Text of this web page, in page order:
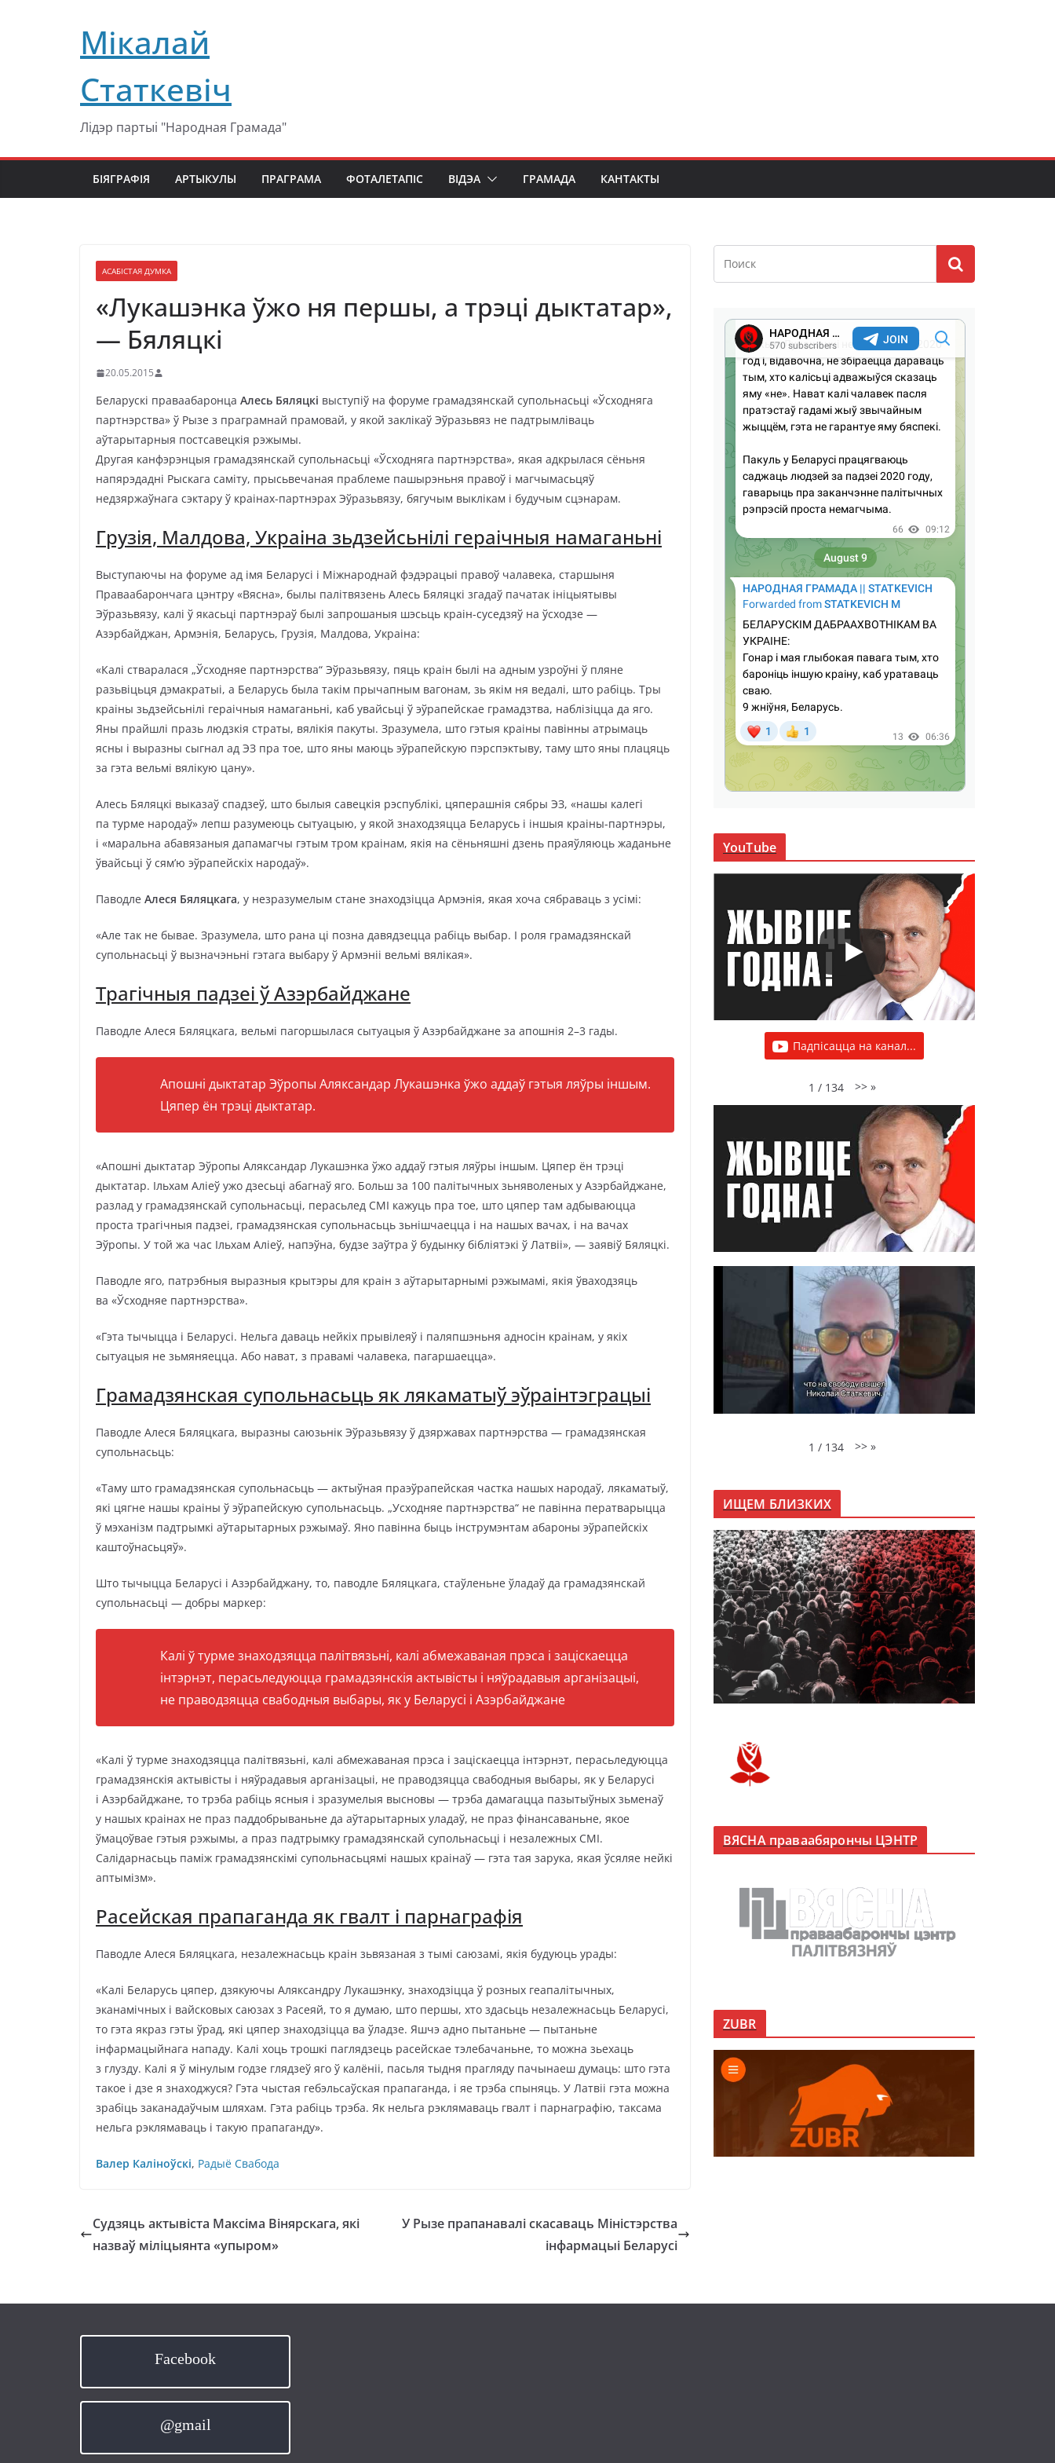
содержимомуМікалай
Статкевіч
Лідэр партыі "Народная Грамада"
БІЯГРАФІЯ АРТЫКУЛЫ ПРАГРАМА ФОТАЛЕТАПІС ВІДЭА ГРАМАДА КАНТАКТЫ
АСАБІСТАЯ ДУМКА
«Лукашэнка ўжо ня першы, а трэці дыктатар»,
— Бяляцкі
20.05.2015
Беларускі праваабаронца Алесь Бяляцкі выступіў на форуме грамадзянскай супольнасьці «Ўсходняга
партнэрства» ў Рызе з праграмнай прамовай, у якой заклікаў Эўразьвяз не падтрымліваць
аўтарытарныя постсавецкія рэжымы.
Другая канфэрэнцыя грамадзянскай супольнасьці «Ўсходняга партнэрства», якая адкрылася сёньня
напярэдадні Рыскага саміту, прысьвечаная праблеме пашырэньня правоў і магчымасьцяў
недзяржаўнага сэктару ў краінах-партнэрах Эўразьвязу, бягучым выклікам і будучым сцэнарам.
Грузія, Малдова, Украіна зьдзейсьнілі гераічныя намаганьні
Выступаючы на форуме ад імя Беларусі і Міжнароднай фэдэрацыі правоў чалавека, старшыня
Праваабарончага цэнтру «Вясна», былы палітвязень Алесь Бяляцкі згадаў пачатак ініцыятывы
Эўразьвязу, калі ў якасьці партнэраў былі запрошаныя шэсьць краін-суседзяў на ўсходзе —
Азэрбайджан, Армэнія, Беларусь, Грузія, Малдова, Украіна:
«Калі стваралася „Ўсходняе партнэрства“ Эўразьвязу, пяць краін былі на адным узроўні ў пляне
разьвіцьця дэмакратыі, а Беларусь была такім прычапным вагонам, зь якім ня ведалі, што рабіць. Тры
краіны зьдзейсьнілі гераічныя намаганьні, каб увайсьці ў эўрапейскае грамадзтва, наблізіцца да яго.
Яны прайшлі празь людзкія страты, вялікія пакуты. Зразумела, што гэтыя краіны павінны атрымаць
ясны і выразны сыгнал ад ЭЗ пра тое, што яны маюць эўрапейскую пэрспэктыву, таму што яны плацяць
за гэта вельмі вялікую цану».
Алесь Бяляцкі выказаў спадзеў, што былыя савецкія рэспублікі, цяперашнія сябры ЭЗ, «нашы калегі
па турме народаў» лепш разумеюць сытуацыю, у якой знаходзяцца Беларусь і іншыя краіны-партнэры,
і «маральна абавязаныя дапамагчы гэтым тром краінам, якія на сёньняшні дзень праяўляюць жаданьне
ўвайсьці ў сям’ю эўрапейскіх народаў».
Паводле Алеся Бяляцкага, у незразумелым стане знаходзіцца Армэнія, якая хоча сябраваць з усімі:
«Але так не бывае. Зразумела, што рана ці позна давядзецца рабіць выбар. І роля грамадзянскай
супольнасьці ў вызначэньні гэтага выбару ў Армэніі вельмі вялікая».
Трагічныя падзеі ў Азэрбайджане
Паводле Алеся Бяляцкага, вельмі пагоршылася сытуацыя ў Азэрбайджане за апошнія 2–3 гады.
Апошні дыктатар Эўропы Аляксандар Лукашэнка ўжо аддаў гэтыя ляўры іншым.
Цяпер ён трэці дыктатар.
«Апошні дыктатар Эўропы Аляксандар Лукашэнка ўжо аддаў гэтыя ляўры іншым. Цяпер ён трэці
дыктатар. Ільхам Аліеў ужо дзесьці абагнаў яго. Больш за 100 палітычных зьняволеных у Азэрбайджане,
разлад у грамадзянскай супольнасьці, перасьлед СМІ кажуць пра тое, што цяпер там адбываюцца
проста трагічныя падзеі, грамадзянская супольнасьць зьнішчаецца і на нашых вачах, і на вачах
Эўропы. У той жа час Ільхам Аліеў, напэўна, будзе заўтра ў будынку бібліятэкі ў Латвіі», — заявіў Бяляцкі.
Паводле яго, патрэбныя выразныя крытэры для краін з аўтарытарнымі рэжымамі, якія ўваходзяць
ва «Ўсходняе партнэрства».
«Гэта тычыцца і Беларусі. Нельга даваць нейкіх прывілеяў і паляпшэньня адносін краінам, у якіх
сытуацыя не зьмяняецца. Або нават, з правамі чалавека, пагаршаецца».
Грамадзянская супольнасьць як лякаматыў эўраінтэграцыі
Паводле Алеся Бяляцкага, выразны саюзьнік Эўразьвязу ў дзяржавах партнэрства — грамадзянская
супольнасьць:
«Таму што грамадзянская супольнасьць — актыўная праэўрапейская частка нашых народаў, лякаматыў,
які цягне нашы краіны ў эўрапейскую супольнасьць. „Усходняе партнэрства“ не павінна ператварыцца
ў мэханізм падтрымкі аўтарытарных рэжымаў. Яно павінна быць інструмэнтам абароны эўрапейскіх
каштоўнасьцяў».
Што тычыцца Беларусі і Азэрбайджану, то, паводле Бяляцкага, стаўленьне ўладаў да грамадзянскай
супольнасьці — добры маркер:
Калі ў турме знаходзяцца палітвязьні, калі абмежаваная прэса і заціскаецца
інтэрнэт, перасьледуюцца грамадзянскія актывісты і няўрадавыя арганізацыі,
не праводзяцца свабодныя выбары, як у Беларусі і Азэрбайджане
«Калі ў турме знаходзяцца палітвязьні, калі абмежаваная прэса і заціскаецца інтэрнэт, перасьледуюцца
грамадзянскія актывісты і няўрадавыя арганізацыі, не праводзяцца свабодныя выбары, як у Беларусі
і Азэрбайджане, то трэба рабіць ясныя і зразумелыя высновы — трэба дамагацца пазытыўных зьменаў
у нашых краінах не праз паддобрываньне да аўтарытарных уладаў, не праз фінансаваньне, якое
ўмацоўвае гэтыя рэжымы, а праз падтрымку грамадзянскай супольнасьці і незалежных СМІ.
Салідарнасьць паміж грамадзянскімі супольнасьцямі нашых краінаў — гэта тая зарука, якая ўсяляе нейкі
аптымізм».
Расейская прапаганда як гвалт і парнаграфія
Паводле Алеся Бяляцкага, незалежнасьць краін зьвязаная з тымі саюзамі, якія будуюць урады:
«Калі Беларусь цяпер, дзякуючы Аляксандру Лукашэнку, знаходзіцца ў розных геапалітычных,
эканамічных і вайсковых саюзах з Расеяй, то я думаю, што першы, хто здасьць незалежнасьць Беларусі,
то гэта якраз гэты ўрад, які цяпер знаходзіцца ва ўладзе. Яшчэ адно пытаньне — пытаньне
інфармацыйнага нападу. Калі хоць трошкі паглядзець расейскае тэлебачаньне, то можна зьехаць
з глузду. Калі я ў мінулым годзе глядзеў яго ў калёніі, пасьля тыдня прагляду пачынаеш думаць: што гэта
такое і дзе я знаходжуся? Гэта чыстая гебэльсаўская прапаганда, і яе трэба спыняць. У Латвіі гэта можна
зрабіць заканадаўчым шляхам. Гэта рабіць трэба. Як нельга рэклямаваць гвалт і парнаграфію, таксама
нельга рэклямаваць і такую прапаганду».
Валер Каліноўскі, Радыё Свабода
Судзяць актывіста Максіма Вінярскага, які
назваў міліцыянта «упыром»
У Рызе прапанавалі скасаваць Міністэрства
інфармацыі Беларусі
YouTube
Падпісацца на канал...
1 / 134 >> »
1 / 134 >> »
ИЩЕМ БЛИЗКИХ
ВЯСНА праваабярончы ЦЭНТР
ZUBR
Facebook
@gmail